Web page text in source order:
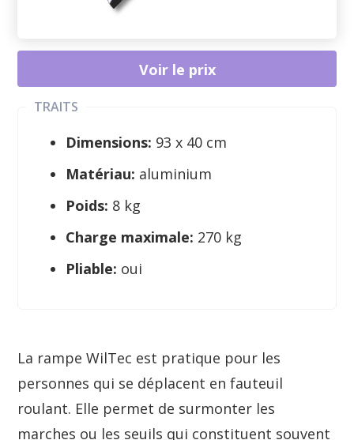
TRAITS
Dimensions: 93 x 40 cm
Matériau: aluminium
Poids: 8 kg
Charge maximale: 270 kg
Pliable: oui
Voir le prix
La rampe WilTec est pratique pour les
personnes qui se déplacent en fauteuil
roulant. Elle permet de surmonter les
marches ou les seuils qui constituent souvent